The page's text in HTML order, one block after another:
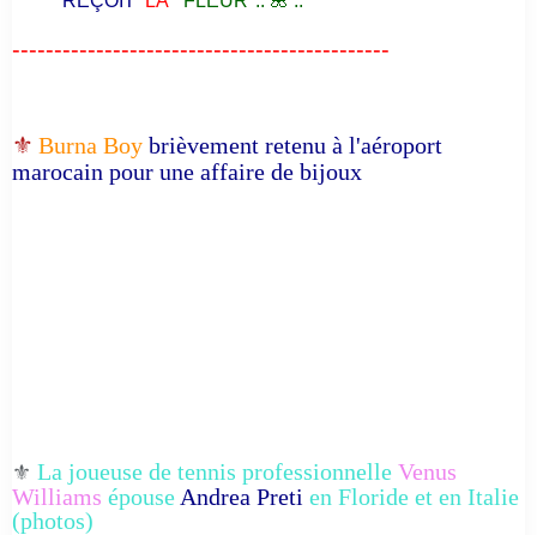
---------------------------------------------
⚜️ Burna Boy brièvement retenu à l'aéroport
marocain pour une affaire de bijoux
⚜️ La joueuse de tennis professionnelle Venus
Williams épouse Andrea Preti en Floride et en Italie
(photos)